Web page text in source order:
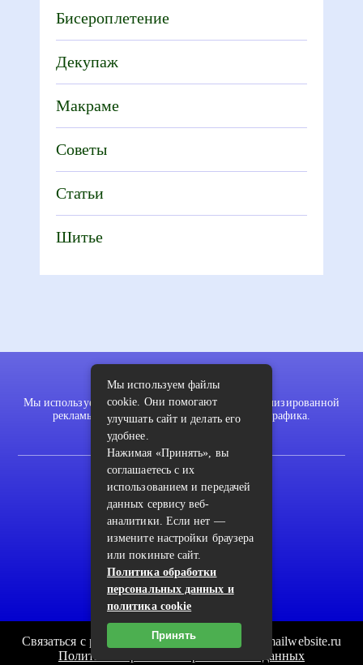
Бисероплетение
Декупаж
Макраме
Советы
Статьи
Шитье
Мы используем файлы cookie для показа персонализированной
рекламы и/или контента и анализа нашего трафика.
2022 © pykodelki.ru
Карта сайта
Контакты
Пользовательское соглашение
Архив
Связаться с редакцией сайта: pykodelki.ru@mailwebsite.ru
Политика обработки персональных данных
Мы используем файлы
cookie. Они помогают
улучшать сайт и делать его
удобнее.
Нажимая «Принять», вы
соглашаетесь с их
использованием и передачей
данных сервису веб-
аналитики. Если нет —
измените настройки браузера
или покиньте сайт.
Политика обработки
персональных данных и
политика cookie
Принять